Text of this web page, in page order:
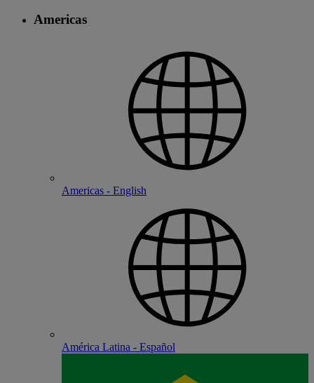
Americas
Americas - English
América Latina - Español